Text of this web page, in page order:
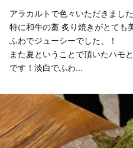
アラカルトで色々いただきました
特に和牛の藁 炙り焼きがとても
ふわでジューシーでした、！
また夏ということで頂いたハモ
です！淡白でふわ...